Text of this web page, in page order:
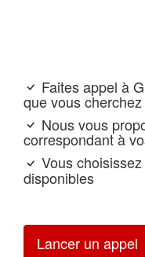
Faites appel à
que vous cherchez
Nous vous
correspondant à
Vous
disponibles
Lancer un appel